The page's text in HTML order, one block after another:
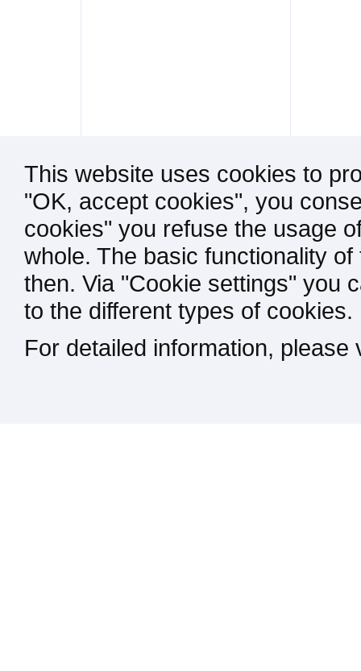
This website uses cookies to
"OK, accept cookies", you
cookies" you refuse the usage
whole. The basic functionality
then. Via "Cookie settings" you
to the different types of cookies.
For detailed information,